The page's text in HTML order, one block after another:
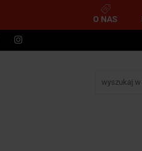
O NAS
ręczne Narzędzia
dynamometryczne